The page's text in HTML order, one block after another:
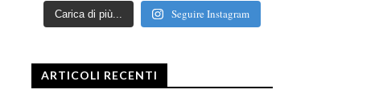
Carica di più... Seguire Instagram
ARTICOLI RECENTI